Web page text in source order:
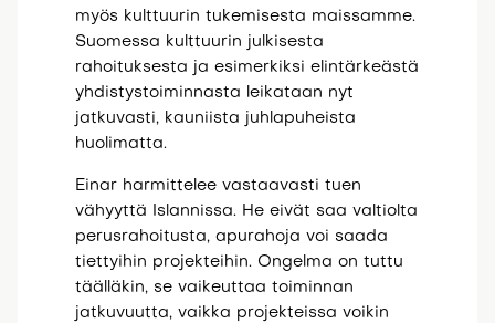
myös kulttuurin tukemisesta maissamme.
Suomessa kulttuurin julkisesta
rahoituksesta ja esimerkiksi elintärkeästä
yhdistystoiminnasta leikataan nyt
jatkuvasti, kauniista juhlapuheista
huolimatta.
Einar harmittelee vastaavasti tuen
vähyyttä Islannissa. He eivät saa valtiolta
perusrahoitusta, apurahoja voi saada
tiettyihin projekteihin. Ongelma on tuttu
täälläkin, se vaikeuttaa toiminnan
jatkuvuutta, vaikka projekteissa voikin